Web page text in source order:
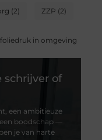
(2) ZZP (2)
in omgeving
schrijver of
een ambitieuze
boodschap —
je van harte